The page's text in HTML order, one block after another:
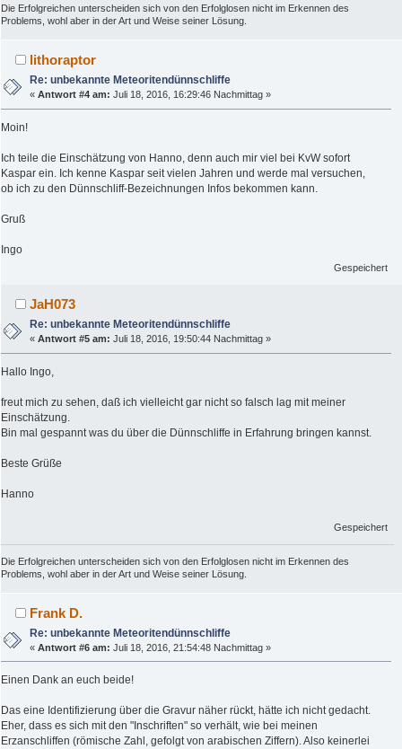
Die Erfolgreichen unterscheiden sich von den Erfolglosen nicht im Erkennen des
Problems, wohl aber in der Art und Weise seiner Lösung.
lithoraptor
Re: unbekannte Meteoritendünnschliffe
«Antwort #4 am: Juli 18, 2016, 16:29:46 Nachmittag »
Moin!
Ich teile die Einschätzung von Hanno, denn auch mir viel bei KvW sofort
Kaspar ein. Ich kenne Kaspar seit vielen Jahren und werde mal versuchen,
ob ich zu den Dünnschliff-Bezeichnungen Infos bekommen kann.
Gruß
Ingo
Gespeichert
JaH073
Re: unbekannte Meteoritendünnschliffe
«Antwort #5 am: Juli 18, 2016, 19:50:44 Nachmittag »
Hallo Ingo,
freut mich zu sehen, daß ich vielleicht gar nicht so falsch lag mit meiner
Einschätzung.
Bin mal gespannt was du über die Dünnschliffe in Erfahrung bringen kannst.
Beste Grüße
Hanno
Gespeichert
Die Erfolgreichen unterscheiden sich von den Erfolglosen nicht im Erkennen des
Problems, wohl aber in der Art und Weise seiner Lösung.
Frank D.
Re: unbekannte Meteoritendünnschliffe
«Antwort #6 am: Juli 18, 2016, 21:54:48 Nachmittag »
Einen Dank an euch beide!
Das eine Identifizierung über die Gravur näher rückt, hätte ich nicht gedacht.
Eher, dass es sich mit den "Inschriften" so verhält, wie bei meinen
Erzanschliffen (römische Zahl, gefolgt von arabischen Ziffern). Also keinerlei